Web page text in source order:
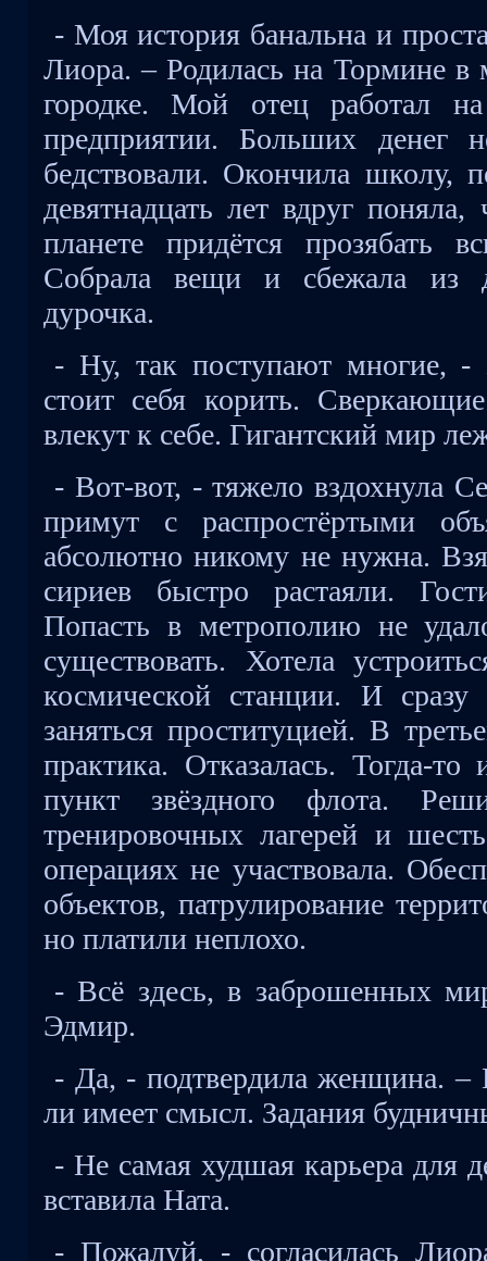
- Моя история банальна и
Лиора. – Родилась на Тормине в
городке. Мой отец работал
предприятии. Больших
бедствовали. Окончила школу,
девятнадцать лет вдруг
планете придётся прозябать
Собрала вещи и сбежала из
дурочка.
- Ну, так поступают многие, -
стоит себя корить.
влекут к себе. Гигантский мир
- Вот-вот, - тяжело вздохнула
примут с распростёртыми
абсолютно никому не нужна.
сириев быстро растаяли.
Попасть в метрополию не
существовать. Хотела
космической станции. И сразу
заняться проституцией. В
практика. Отказалась. Тогда-
пункт звёздного флота.
тренировочных лагерей и
операциях не участвовала.
объектов, патрулирование
но платили неплохо.
- Всё здесь, в заброшенных
Эдмир.
- Да, - подтвердила женщина. –
ли имеет смысл. Задания
- Не самая худшая карьера для
вставила Ната.
- Пожалуй, - согласилась